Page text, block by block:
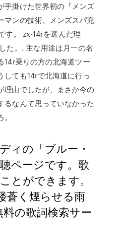
手掛けた世界初の『メンズ
マンの技術、メンズスパ充
す。 zx-14rを選んだ理
た。. 主な用途は月一の名
14r乗りの方の北海道ツー
しても14rで北海道に行っ
理由でしたが、まさか今の
るなんて思っていなかった
ィの「ブルー・
ページです。歌
とができます。
蒼く煙らせる雨
の歌詞検索サー